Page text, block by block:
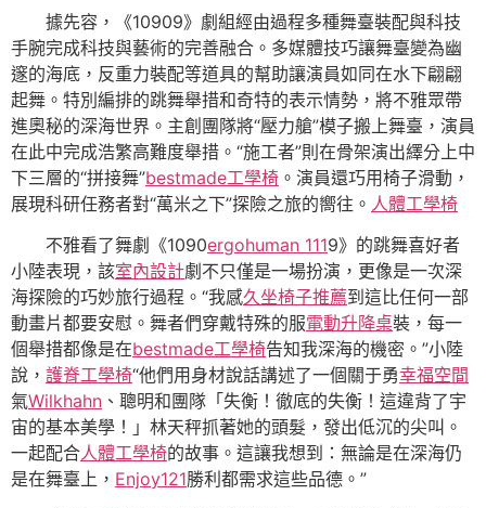
據先容，《10909》劇組經由過程多種舞臺裝配與科技
手腕完成科技與藝術的完善融合。多媒體技巧讓舞臺變為幽
邃的海底，反重力裝配等道具的幫助讓演員如同在水下翩翩
起舞。特別編排的跳舞舉措和奇特的表示情勢，將不雅眾帶
進奧秘的深海世界。主創團隊將“壓力艙”模子搬上舞臺，演員
在此中完成浩繁高難度舉措。“施工者”則在骨架演出繹分上中
下三層的“拼接舞”bestmade工學椅 。演員還巧用椅子滑動，
展現科研任務者對“萬米之下”探險之旅的嚮往。 人體工學椅
不雅看了舞劇《1090ergohuman 1119》的跳舞喜好者
小陸表現，該室內設計劇不只僅是一場扮演，更像是一次深
海探險的巧妙旅行過程。“我感久坐椅子推薦到這比任何一部
動畫片都要安慰。舞者們穿戴特殊的服電動升降桌裝，每一
個舉措都像是在bestmade工學椅告知我深海的機密。”小陸
說， 護脊工學椅“他們用身材說話講述了一個關于勇幸福空間
氣Wilkhahn 、聰明和團隊「失衡！徹底的失衡！這違背了宇
宙的基本美學！」林天秤抓著她的頭髮，發出低沉的尖叫。
一起配合人體工學椅的故事。這讓我想到：無論是在深海仍
是在舞臺上， Enjoy121勝利都需求這些品德。”